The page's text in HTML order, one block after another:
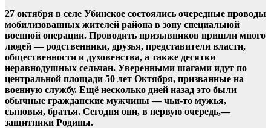
27 октября в селе Убинское состоялись очередные проводы
мобилизованных жителей района в зону специальной
военной операции. Проводить призывников пришли много
людей — родственники, друзья, представители власти,
общественности и духовенства, а также десятки
неравнодушных сельчан. Уверенными шагами идут по
центральной площади 50 лет Октября, призванные на
военную службу. Ещё несколько дней назад это были
обычные гражданские мужчины — чьи-то мужья,
сыновья, братья. Сегодня они, в первую очередь,—
защитники Родины.